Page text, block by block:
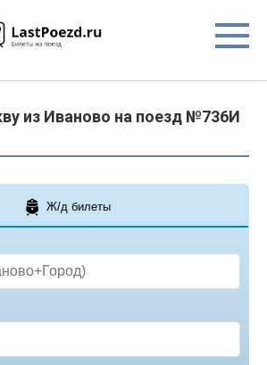
из Иваново на поезд №736И
Ж/д билеты